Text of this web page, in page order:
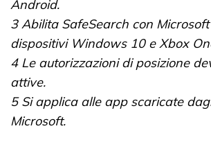
Android.
3 Abilita SafeSearch con
dispositivi Windows 10 e Xbox
4 Le autorizzazioni di posizione
attive.
5 Si applica alle app scaricate
Microsoft.